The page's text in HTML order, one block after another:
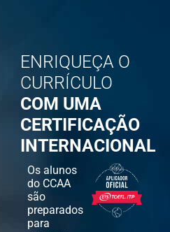
ENRIQUEÇA O
CURRÍCULO
COM UMA
CERTIFICAÇÃO
INTERNACIONAL
Os alunos
do CCAA
são
preparados
para